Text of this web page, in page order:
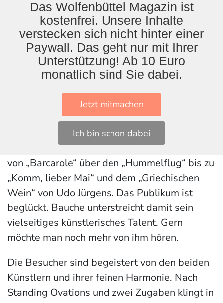
Stellen bringt er Emotionen wie Verehrung
und Liebe ebenso zum Ausdruck wie
Verzweiflung und Resignation.
Pianist Burkhard Bauche beeindruckt nicht nur
durch seine sensible Begleitung. Bei seinen
Schubert und Mozarts Klaviersonate in F-Dur
– überzeugt er mit einem intensiven
musikalischen Vortrag. Seine Improvisation
aus vier Publikumswünschen ist grandios –
von „Barcarole“ über den „Hummelflug“ bis zu
„Komm, lieber Mai“ und dem „Griechischen
Wein“ von Udo Jürgens. Das Publikum ist
beglückt. Bauche unterstreicht damit sein
vielseitiges künstlerisches Talent. Gern
möchte man noch mehr von ihm hören.
Die Besucher sind begeistert von den beiden
Künstlern und ihrer feinen Harmonie. Nach
Standing Ovations und zwei Zugaben klingt in
Das Wolfenbüttel Magazin ist
kostenfrei. Unsere Inhalte
verstecken sich nicht hinter einer
Paywall. Das geht nur mit Ihrer
Unterstützung! Ab 10 Euro
monatlich sind Sie dabei.
Jetzt mitmachen
Ich bin schon dabei